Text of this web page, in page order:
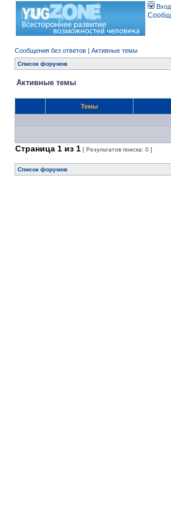
Вход
Сообщения без ответов | Активные темы
Список форумов
Активные темы
Темы
Страница 1 из 1 [ Результатов поиска: 0 ]
Список форумов